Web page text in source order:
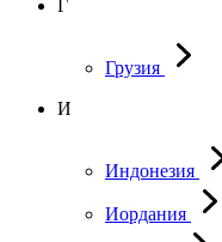
Г
Грузия
И
Индонезия
Иордания